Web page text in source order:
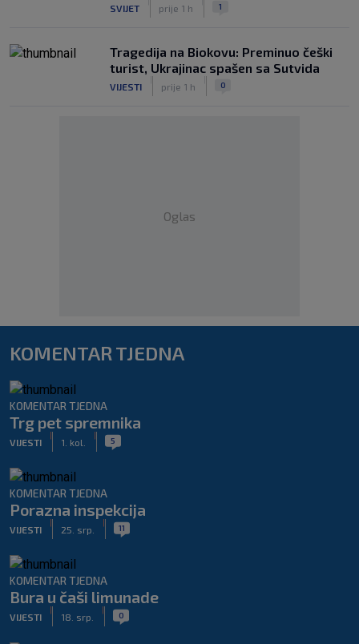
SVIJET prije 1 h 1
Tragedija na Biokovu: Preminuo češki
turist, Ukrajinac spašen sa Sutvida
VIJESTI prije 1 h 0
Oglas
KOMENTAR TJEDNA
KOMENTAR TJEDNA
Trg pet spremnika
VIJESTI 1. kol. 5
KOMENTAR TJEDNA
Porazna inspekcija
VIJESTI 25. srp. 11
KOMENTAR TJEDNA
Bura u čaši limunade
VIJESTI 18. srp. 0